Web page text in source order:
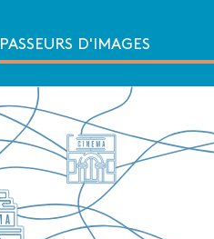
PASSEURS D'IMAGES